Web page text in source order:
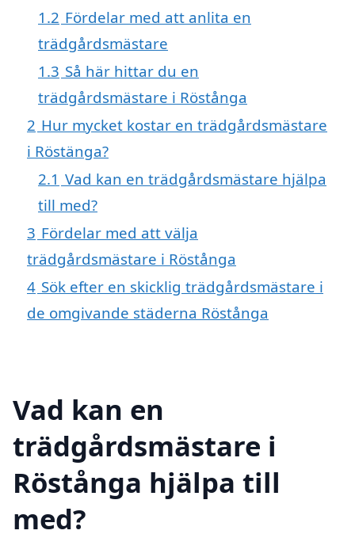
1.2 Fördelar med att anlita en
trädgårdsmästare
1.3 Så här hittar du en
trädgårdsmästare i Röstånga
2 Hur mycket kostar en trädgårdsmästare
i Röstänga?
2.1 Vad kan en trädgårdsmästare hjälpa
till med?
3 Fördelar med att välja
trädgårdsmästare i Röstånga
4 Sök efter en skicklig trädgårdsmästare i
de omgivande städerna Röstånga
Vad kan en
trädgårdsmästare i
Röstånga hjälpa till
med?